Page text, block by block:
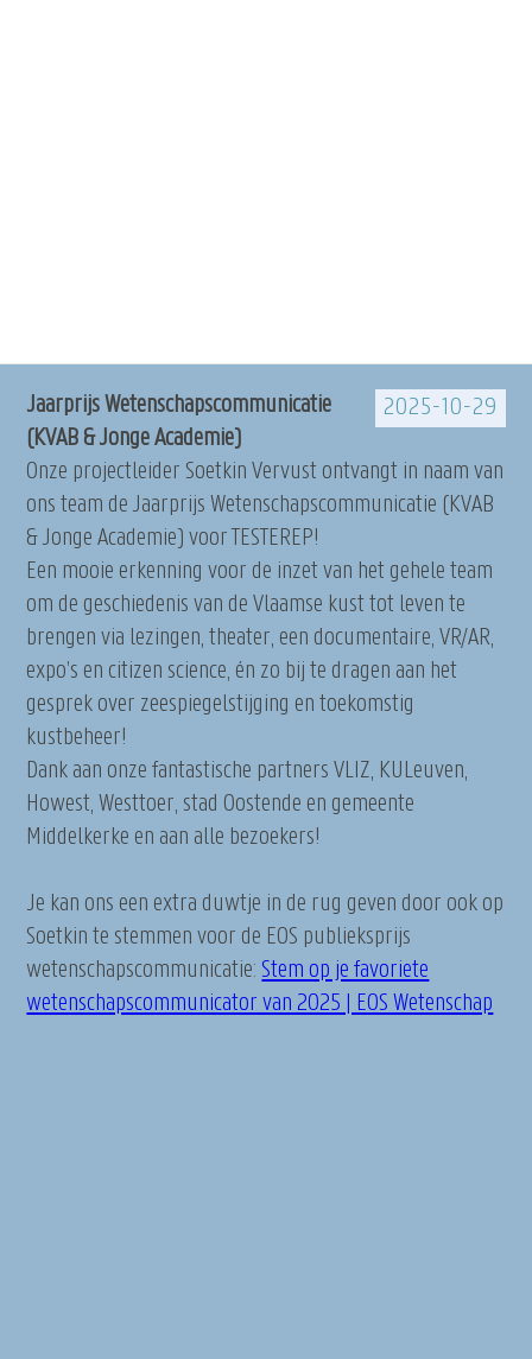
2025-10-29
Jaarprijs Wetenschapscommunicatie
(KVAB & Jonge Academie)
Onze projectleider Soetkin Vervust ontvangt in naam van
ons team de Jaarprijs Wetenschapscommunicatie (KVAB
& Jonge Academie) voor TESTEREP!
Een mooie erkenning voor de inzet van het gehele team
om de geschiedenis van de Vlaamse kust tot leven te
brengen via lezingen, theater, een documentaire, VR/AR,
expo’s en citizen science, én zo bij te dragen aan het
gesprek over zeespiegelstijging en toekomstig
kustbeheer!
Dank aan onze fantastische partners VLIZ, KULeuven,
Howest, Westtoer, stad Oostende en gemeente
Middelkerke en aan alle bezoekers!
Je kan ons een extra duwtje in de rug geven door ook op
Soetkin te stemmen voor de EOS publieksprijs
wetenschapscommunicatie: Stem op je favoriete
wetenschapscommunicator van 2025 | EOS Wetenschap